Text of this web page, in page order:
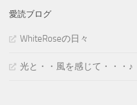
愛読ブログ
WhiteRoseの日々
光と・・風を感じて・・・♪